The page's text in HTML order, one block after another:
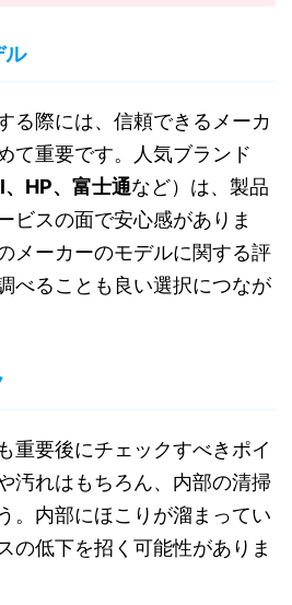
ル
る際には、信頼できるメーカ
て重要です。人気ブランド
HP、富士通など）は、製品
ビスの面で安心感がありま
メーカーのモデルに関する評
べることも良い選択につなが
重要後にチェックすべきポイ
汚れはもちろん、内部の清掃
。内部にほこりが溜まってい
の低下を招く可能性がありま